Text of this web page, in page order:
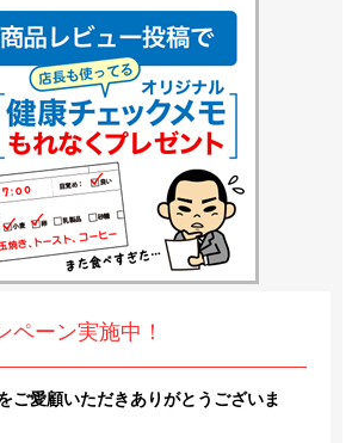
ペーン実施中！
ご愛顧いただきありがとうございま